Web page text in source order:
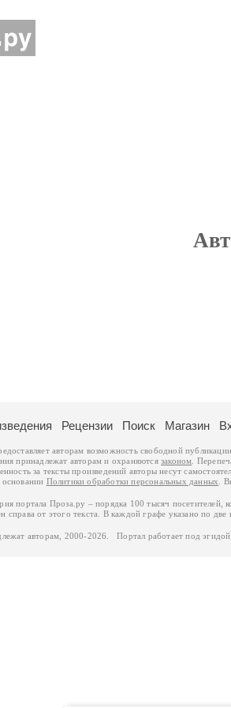
Рецензии Поиск Магазин
авторам возможность свободной
принадлежат авторам и охраняются законом .
за тексты произведений авторы несут
Политики обработки персональных данных .
портала Проза.ру – порядка 100 тысяч
справа от этого текста. В каждой графе указано по
авторам, 2000-2026. Портал работает под эгидой